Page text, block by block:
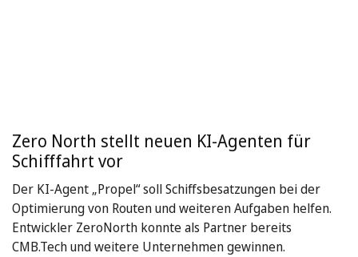
Zero North stellt neuen KI-Agenten für
Schifffahrt vor
Der KI-Agent „Propel“ soll Schiffsbesatzungen bei der
Optimierung von Routen und weiteren Aufgaben helfen.
Entwickler ZeroNorth konnte als Partner bereits
CMB.Tech und weitere Unternehmen gewinnen.